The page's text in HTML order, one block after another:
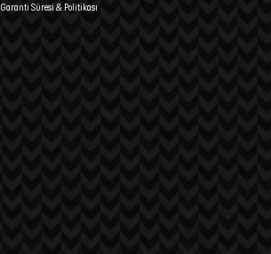
Garanti Süresi & Politikası